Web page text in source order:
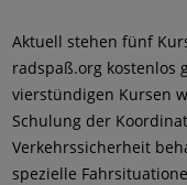
Aktuell stehen fünf
radspaß.org kostenlos
vierstündigen Kursen
Schulung der
Verkehrssicherheit
spezielle